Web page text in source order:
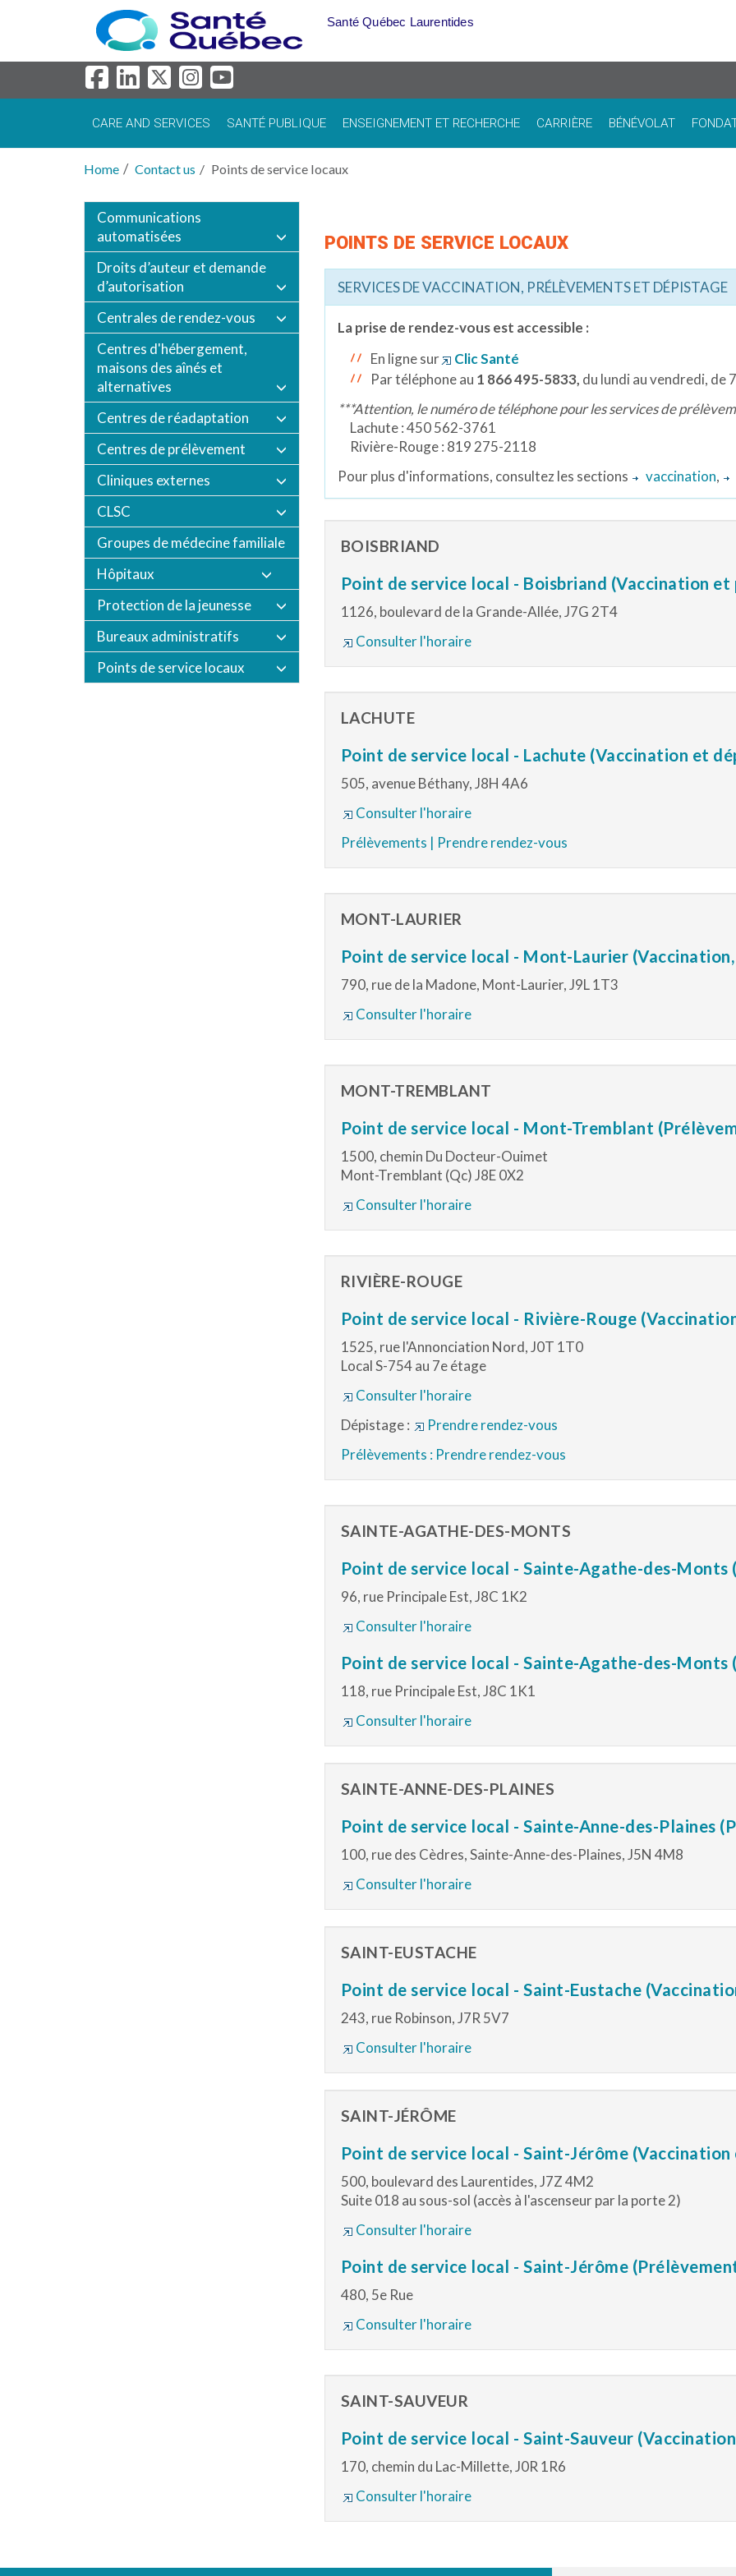
Skip to main content
Santé Québec Laurentides
CARE AND SERVICES SANTÉ PUBLIQUE ENSEIGNEMENT ET RECHERCHE CARRIÈRE BÉNÉVOLAT
Home Contact us Points de service locaux
Communications
automatisées
Droits d’auteur et demande
d’autorisation
Centrales de rendez-vous
Centres d'hébergement,
maisons des aînés et
alternatives
Centres de réadaptation
Centres de prélèvement
Cliniques externes
CLSC
Groupes de médecine familiale
Hôpitaux
Protection de la jeunesse
Bureaux administratifs
Points de service locaux
POINTS DE SERVICE LOCAUX
SERVICES DE VACCINATION, PRÉLÈVEMENTS ET DÉPISTAGE
La prise de rendez-vous est accessible :
En ligne sur
Clic Santé
Par téléphone au 1 866 495-5833, du lundi au vendredi, de
***Attention, le numéro de téléphone pour les services de
Lachute : 450 562-3761
Rivière-Rouge : 819 275-2118
Pour plus d'informations, consultez les sections
vaccination,
BOISBRIAND
Point de service local - Boisbriand (Vaccination
1126, boulevard de la Grande-Allée, J7G 2T4
Consulter l'horaire
LACHUTE
Point de service local - Lachute (Vaccination et
505, avenue Béthany, J8H 4A6
Consulter l'horaire
Prélèvements | Prendre rendez-vous
MONT-LAURIER
Point de service local - Mont-Laurier
790, rue de la Madone, Mont-Laurier, J9L 1T3
Consulter l'horaire
MONT-TREMBLANT
Point de service local - Mont-Tremblant
1500, chemin Du Docteur-Ouimet
Mont-Tremblant (Qc) J8E 0X2
Consulter l'horaire
RIVIÈRE-ROUGE
Point de service local - Rivière-Rouge
1525, rue l'Annonciation Nord, J0T 1T0
Local S-754 au 7e étage
Consulter l'horaire
Dépistage :
Prendre rendez-vous
Prélèvements : Prendre rendez-vous
SAINTE-AGATHE-DES-MONTS
Point de service local - Sainte-Agathe-des-
96, rue Principale Est, J8C 1K2
Consulter l'horaire
Point de service local - Sainte-Agathe-des-Monts
118, rue Principale Est, J8C 1K1
Consulter l'horaire
SAINTE-ANNE-DES-PLAINES
Point de service local - Sainte-Anne-des-Plaines
100, rue des Cèdres, Sainte-Anne-des-Plaines, J5N 4M8
Consulter l'horaire
SAINT-EUSTACHE
Point de service local - Saint-Eustache
243, rue Robinson, J7R 5V7
Consulter l'horaire
SAINT-JÉRÔME
Point de service local - Saint-Jérôme
500, boulevard des Laurentides, J7Z 4M2
Suite 018 au sous-sol (accès à l'ascenseur par la porte 2)
Consulter l'horaire
Point de service local - Saint-Jérôme
480, 5e Rue
Consulter l'horaire
SAINT-SAUVEUR
Point de service local - Saint-Sauveur
170, chemin du Lac-Millette, J0R 1R6
Consulter l'horaire